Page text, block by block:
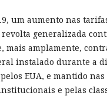
um aumento nas
generalizada
mais amplamente,
instalado durante a
EUA, e mantido
e pelas